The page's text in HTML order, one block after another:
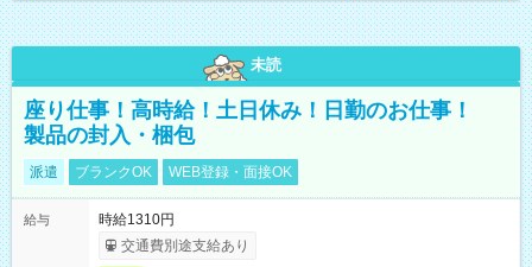
未読
座り仕事！高時給！土日休み！日勤のお仕事！
製品の封入・梱包
派遣 ブランクOK WEB登録・面接OK
給与
時給1310円
交通費別途支給あり